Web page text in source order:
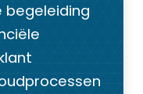
begeleiding